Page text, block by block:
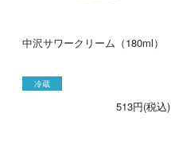
中沢サワークリーム（180ml）
冷蔵
513円(税込)